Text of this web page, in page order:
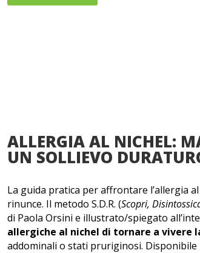
ALLERGIA AL NICHEL:
UN SOLLIEVO
La guida pratica per affrontare l’allergia
rinunce. Il metodo S.D.R. (Scopri,
di Paola Orsini e illustrato/spiegato
allergiche al nichel di tornare a vivere
addominali o stati pruriginosi.